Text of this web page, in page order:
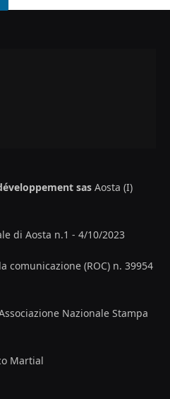
sas Aosta (I)
di Aosta n.1 - 4/10/2023
comunicazione (ROC) n. 39954
Nazionale Stampa
Martial